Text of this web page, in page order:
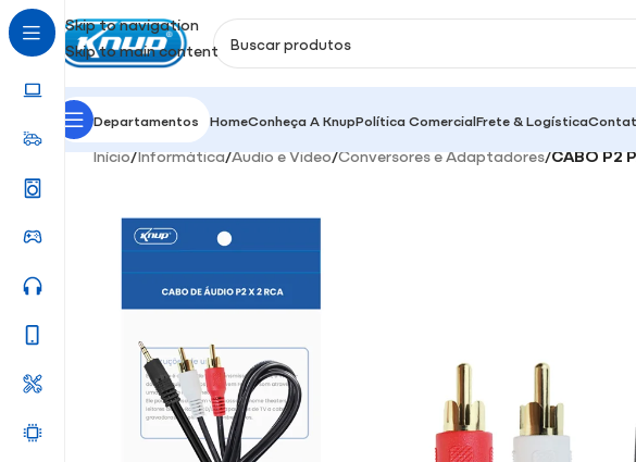
Skip to navigation
Skip to main content
Departamentos HomeConheça A KnupPolítica ComercialFrete & Logística
Início/Informática/Audio e Video/Conversores e Adaptadores/CABO P2